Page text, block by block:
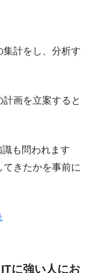
集計をし、分析す
画を立案すると
も問われます
きたかを事前に
に強い人にお